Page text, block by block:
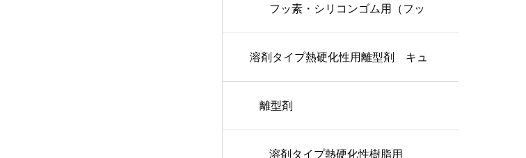
フッ素・シリコンゴム用（フッ
素タイプ）
溶剤タイプ熱硬化性用離型剤 キュ
アコート
離型剤
溶剤タイプ熱硬化性樹脂用